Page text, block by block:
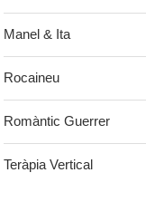
Manel & Ita
Rocaineu
Romàntic Guerrer
Teràpia Vertical